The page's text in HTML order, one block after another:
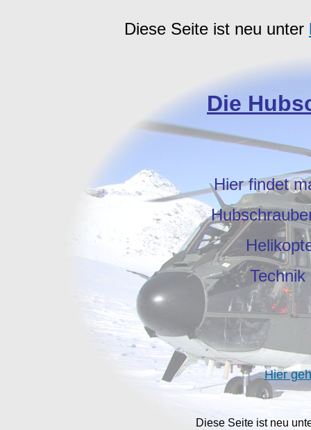
Diese Seite ist neu unter
Die
Hier findet
Hier
Diese Seite ist neu